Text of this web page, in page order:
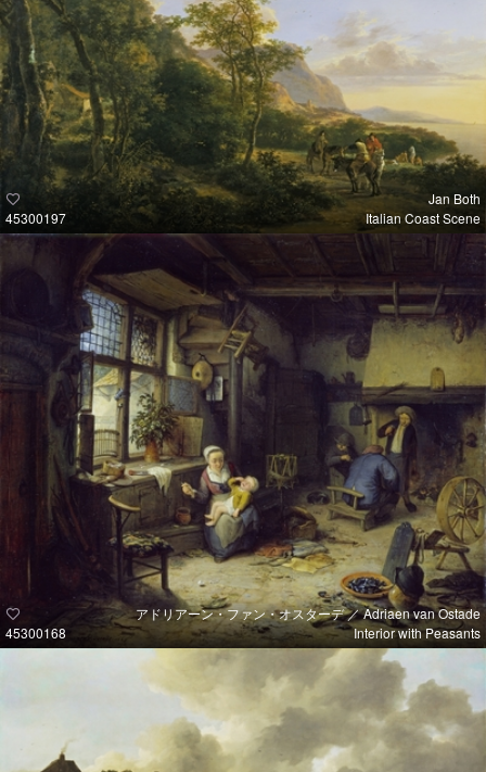
45300197
Jan Both
Italian Coast Scene
45300168
アドリアーン・ファン・オスターデ ／ Adriaen van Ostade
Interior with Peasants